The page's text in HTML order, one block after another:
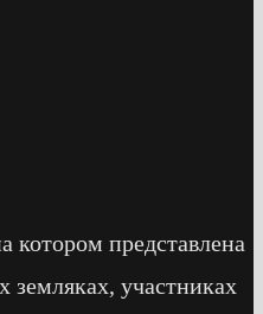
котором представлена
земляках, участниках